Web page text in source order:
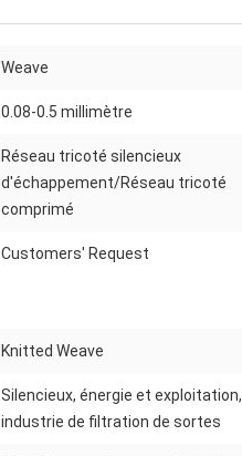
Weave
0.08-0.5 millimètre
Réseau tricoté silencieux
d'échappement/Réseau tricoté
comprimé
Customers' Request
Knitted Weave
Silencieux, énergie et exploitation,
industrie de filtration de sortes